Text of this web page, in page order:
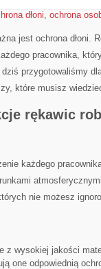
dłoni, ochrona
jest ochrona dłoni.
pracownika,
przygotowaliśmy
⁤które musisz
rękawic
każdego
⁤nie możesz
‍z wysokiej ‌jakości
one odpowiednią